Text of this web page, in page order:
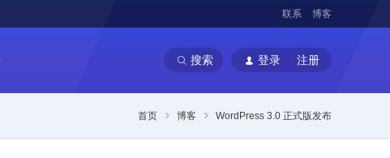
联系 博客
搜索 登录 注册
首页 博客 WordPress 3.0 正式版发布